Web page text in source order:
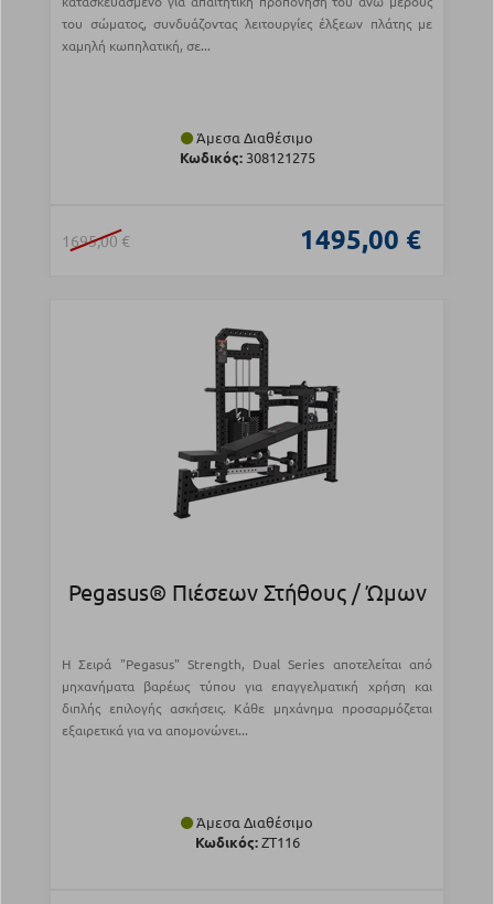
του σώματος, συνδυάζοντας λειτουργίες έλξεων πλάτης με
χαμηλή κωπηλατική, σε...
Άμεσα Διαθέσιμο
Κωδικός:308121275
1695,00 € 1495,00 €
Pegasus® Πιέσεων Στήθους / Ώμων
Η Σειρά "Pegasus" Strength, Dual Series αποτελείται από
μηχανήματα βαρέως τύπου για επαγγελματική χρήση και
διπλής επιλογής ασκήσεις. Κάθε μηχάνημα προσαρμόζεται
εξαιρετικά για να απομονώνει...
Άμεσα Διαθέσιμο
Κωδικός:ZT116